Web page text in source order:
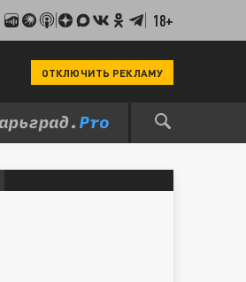
18+
ОТКЛЮЧИТЬ РЕКЛАМУ